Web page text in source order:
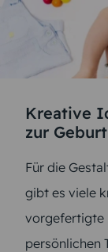
Kreative
zur Geburt
Für die
gibt es viele
vorgefertigte
persönlichen